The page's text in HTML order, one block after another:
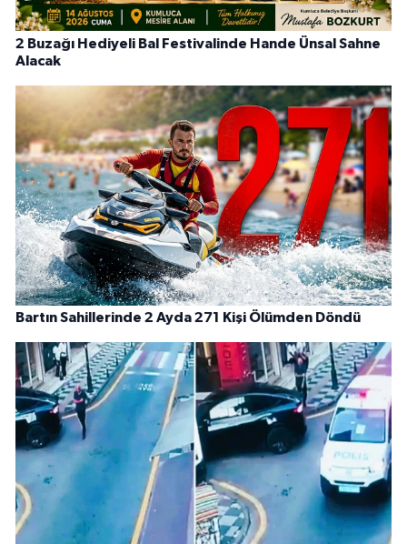
2 Buzağı Hediyeli Bal Festivalinde Hande Ünsal Sahne
Alacak
Bartın Sahillerinde 2 Ayda 271 Kişi Ölümden Döndü